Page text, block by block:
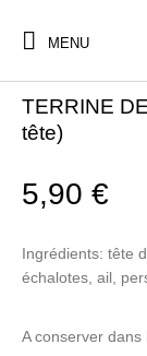
MENU
TERRINE
tête)
5,90€
Ingrédients: tête
échalotes, ail,
A conserver